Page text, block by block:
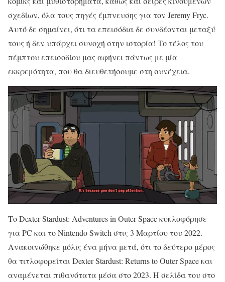
σχεδίων, όλα τους πηγές έμπνευσης για τον Jeremy Fryc.
Αυτό δε σημαίνει, ότι τα επεισόδια δε συνδέονται μεταξύ
τους ή δεν υπάρχει συνοχή στην ιστορία! Το τέλος του
πέμπτου επεισοδίου μας αφήνει πάντως με μία
εκκρεμότητα, που θα διευθετήσουμε στη συνέχεια.
Το Dexter Stardust: Adventures in Outer Space κυκλοφόρησε
για PC και το Nintendo Switch στις 3 Μαρτίου του 2022.
Ανακοινώθηκε μόλις ένα μήνα μετά, ότι το δεύτερο μέρος
θα τιτλοφορείται Dexter Stardust: Returns to Outer Space και
αναμένεται πιθανότατα μέσα στο 2023. Η σελίδα του στο